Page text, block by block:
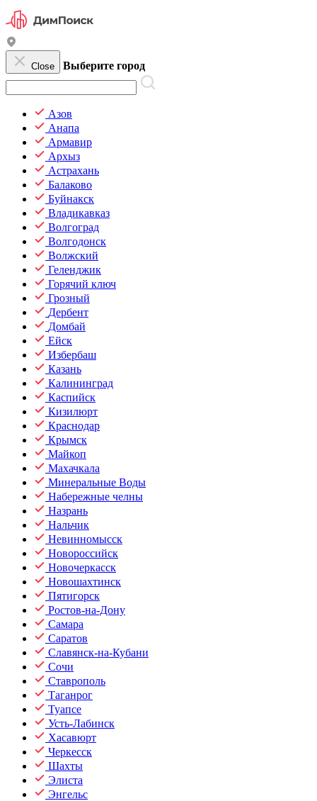
Close Выберите город
Азов
Анапа
Армавир
Архыз
Астрахань
Балаково
Буйнакск
Владикавказ
Волгоград
Волгодонск
Волжский
Геленджик
Горячий ключ
Грозный
Дербент
Домбай
Ейск
Избербаш
Казань
Калининград
Каспийск
Кизилюрт
Краснодар
Крымск
Майкоп
Махачкала
Минеральные Воды
Набережные челны
Назрань
Нальчик
Невинномысск
Новороссийск
Новочеркасск
Новошахтинск
Пятигорск
Ростов-на-Дону
Самара
Саратов
Славянск-на-Кубани
Сочи
Ставрополь
Таганрог
Туапсе
Усть-Лабинск
Хасавюрт
Черкесск
Шахты
Элиста
Энгельс